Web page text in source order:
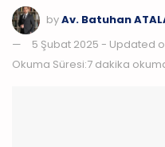
byAv. Batuhan
5 Şubat 2025 - Updated
Okuma Süresi:7 dakika